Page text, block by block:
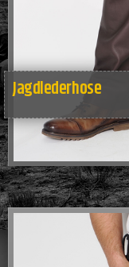
Jagdlederhose